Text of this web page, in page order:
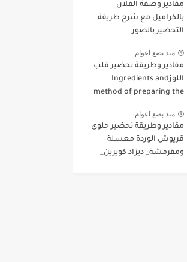
مقادير وصفة الفلان
بالكراميل مع شرح طريقة
التحضير بالصور
منذ بضع اعوام
مقادير وطريقة تحضير قلب
اللوزIngredients and
method of preparing the
منذ بضع اعوام
مقادير وطريقة تحضير حلوى
قريوش الوردة معسلة
ومقرمشة_ ديزاد كويزين_